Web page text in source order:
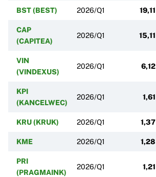
BST (BEST) 2026/Q1 19,11
CAP
(CAPITEA)
2026/Q1 15,11
VIN
(VINDEXUS)
2026/Q1 6,12
KPI
(KANCELWEC)
2026/Q1 1,61
KRU (KRUK) 2026/Q1 1,37
KME 2026/Q1 1,28
PRI
(PRAGMAINK)
2026/Q1 1,21